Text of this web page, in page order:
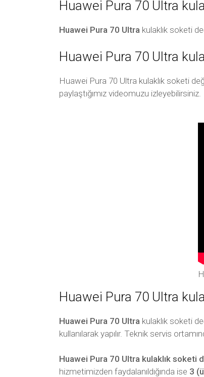
Huawei Pura 70 Ultra
Huawei Pura 70 Ultra kulaklık soketi
Huawei Pura 70 Ultra
Huawei Pura 70 Ultra kulaklık soketi
paylaştığımız videomuzu izleyebilirsiniz.
Huawei Pura 70 Ultra
Huawei Pura 70 Ultra kulaklık soketi
kullanılarak yapılır. Teknik servis
Huawei Pura 70 Ultra kulaklık soketi
hizmetimizden faydalanıldığında ise 3